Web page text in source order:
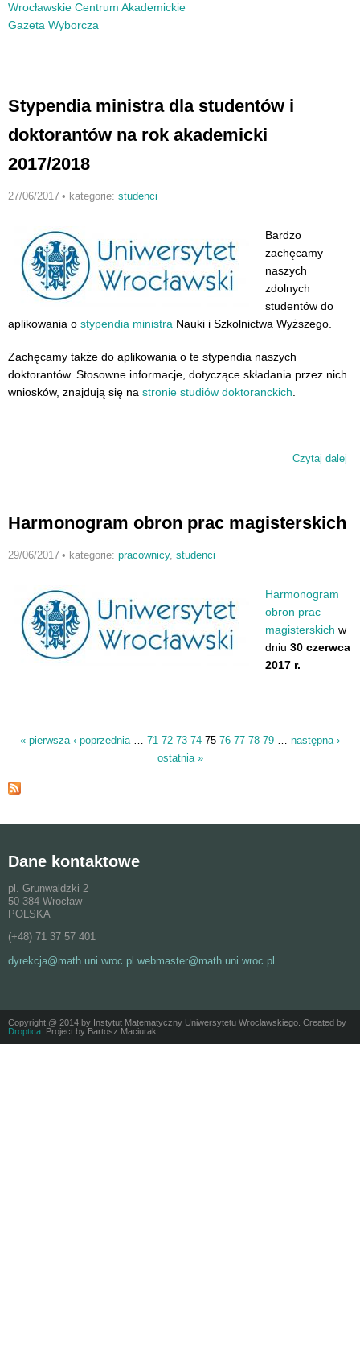
Wrocławskie Centrum Akademickie
Gazeta Wyborcza
Stypendia ministra dla studentów i
doktorantów na rok akademicki
2017/2018
27/06/2017 • kategorie: studenci
Bardzo
zachęcamy
naszych
zdolnych
studentów do
aplikowania o stypendia ministra Nauki i Szkolnictwa Wyższego.
Zachęcamy także do aplikowania o te stypendia naszych
doktorantów. Stosowne informacje, dotyczące składania przez nich
wniosków, znajdują się na stronie studiów doktoranckich.
Czytaj dalej
Harmonogram obron prac magisterskich
29/06/2017 • kategorie: pracownicy, studenci
Harmonogram
obron prac
magisterskich w
dniu 30 czerwca
2017 r.
« pierwsza ‹ poprzednia 71 72 73 74 75 76 77 78 79
następna ›
ostatnia »
Dane kontaktowe
pl. Grunwaldzki 2
50-384 Wrocław
POLSKA
(+48) 71 37 57 401
dyrekcja@math.uni.wroc.pl webmaster@math.uni.wroc.pl
Copyright @ 2014 by Instytut Matematyczny Uniwersytetu Wrocławskiego. Created by
Droptica . Project by Bartosz Maciurak.